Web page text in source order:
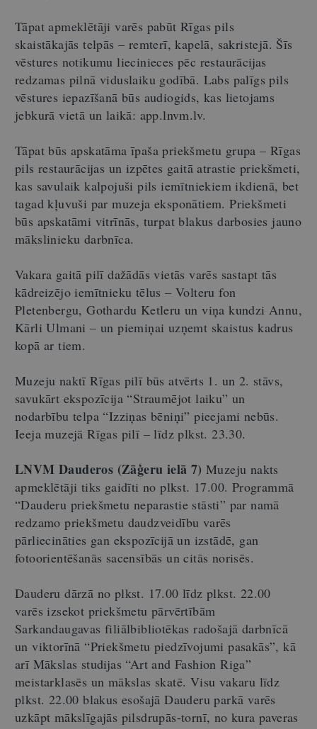
Tāpat apmeklētāji varēs pabūt Rīgas pils
skaistākajās telpās – remterī, kapelā, sakristejā. Šīs
vēstures notikumu liecinieces pēc restaurācijas
redzamas pilnā viduslaiku godībā. Labs palīgs pils
vēstures iepazīšanā būs audiogids, kas lietojams
jebkurā vietā un laikā: app.lnvm.lv.
Tāpat būs apskatāma īpaša priekšmetu grupa – Rīgas
pils restaurācijas un izpētes gaitā atrastie priekšmeti,
kas savulaik kalpojuši pils iemītniekiem ikdienā, bet
tagad kļuvuši par muzeja eksponātiem. Priekšmeti
būs apskatāmi vitrīnās, turpat blakus darbosies jauno
mākslinieku darbnīca.
Vakara gaitā pilī dažādās vietās varēs sastapt tās
kādreizējo iemītnieku tēlus – Volteru fon
Pletenbergu, Gothardu Ketleru un viņa kundzi Annu,
Kārli Ulmani – un piemiņai uzņemt skaistus kadrus
kopā ar tiem.
Muzeju naktī Rīgas pilī būs atvērts 1. un 2. stāvs,
savukārt ekspozīcija “Straumējot laiku” un
nodarbību telpa “Izziņas bēniņi” pieejami nebūs.
Ieeja muzejā Rīgas pilī – līdz plkst. 23.30.
LNVM Dauderos (Zāģeru ielā 7) Muzeju nakts
apmeklētāji tiks gaidīti no plkst. 17.00. Programmā
“Dauderu priekšmetu neparastie stāsti” par namā
redzamo priekšmetu daudzveidību varēs
pārliecināties gan ekspozīcijā un izstādē, gan
fotoorientēšanās sacensībās un citās norisēs.
Dauderu dārzā no plkst. 17.00 līdz plkst. 22.00
varēs izsekot priekšmetu pārvērtībām
Sarkandaugavas filiālbibliotēkas radošajā darbnīcā
un viktorīnā “Priekšmetu piedzīvojumi pasakās”, kā
arī Mākslas studijas “Art and Fashion Riga”
meistarklasēs un mākslas skatē. Visu vakaru līdz
plkst. 22.00 blakus esošajā Dauderu parkā varēs
uzkāpt mākslīgajās pilsdrupās-tornī, no kura paveras